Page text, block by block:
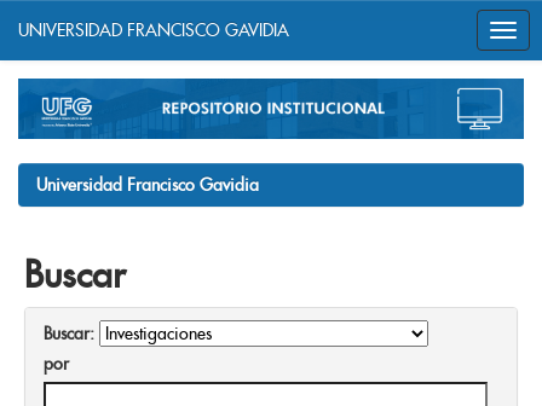
navigation
UNIVERSIDAD FRANCISCO GAVIDIA
Universidad Francisco Gavidia
Buscar
Buscar:
por